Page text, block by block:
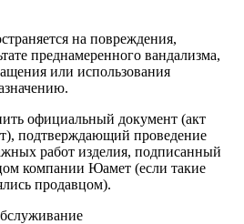
на повреждения,
преднамеренного вандализма,
или использования
официальный документ (акт
подтверждающий проведение
работ изделия, подписанный
компании Юамет (если такие
продавцом).